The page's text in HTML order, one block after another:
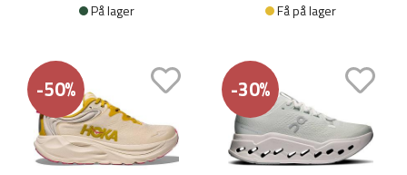
På lager Få på lager
-50% -30%